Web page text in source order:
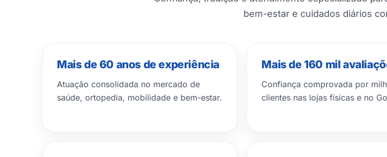
bem-estar e cuidados diários
Mais de 60 anos de experiência
Atuação consolidada no mercado de
saúde, ortopedia, mobilidade e bem-estar.
Mais de 160 mil
Confiança comprovada por
clientes nas lojas físicas e no